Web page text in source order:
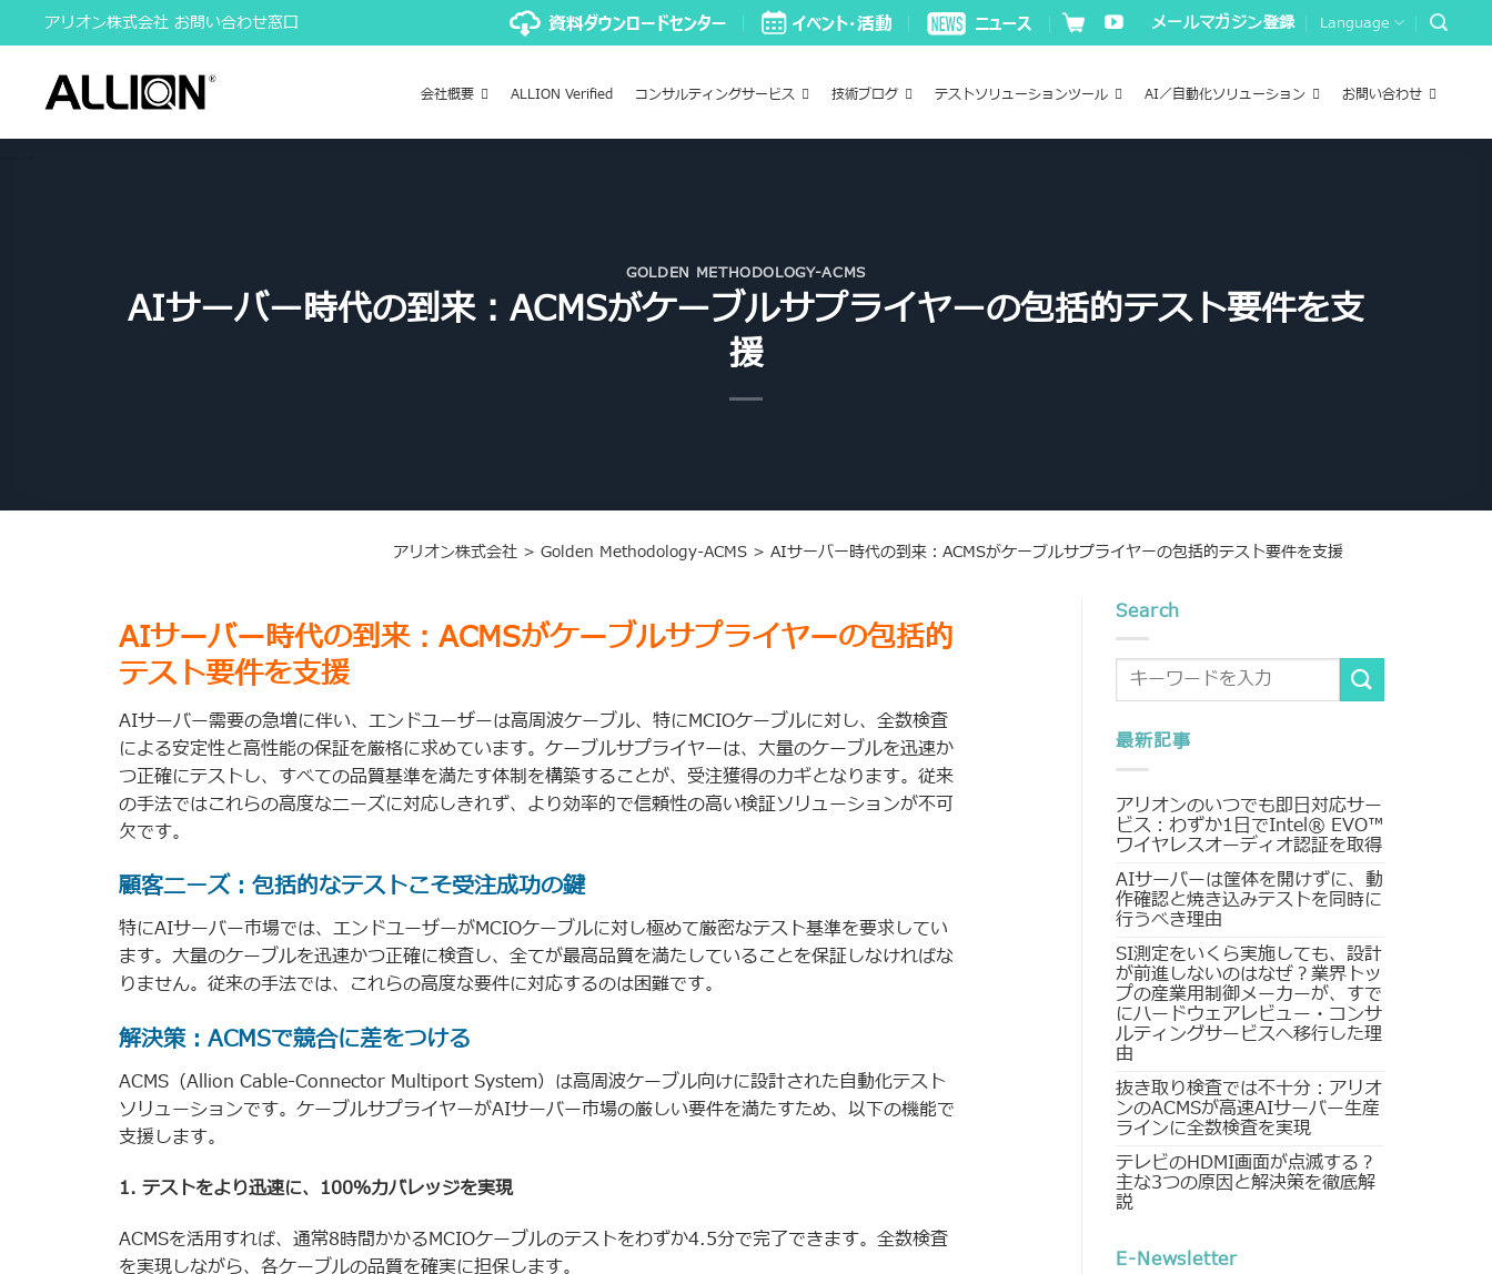
to
content
アリオン株式会社 お問い合わせ窓口 メールマガジン登録 Language
会社概要 ALLION Verified コンサルティングサービス 技術ブログ テストソリューションツール AI／自動化ソリューション お問い合わせ
GOLDEN METHODOLOGY-ACMS
AIサーバー時代の到来：ACMSがケーブルサプライヤーの包括的テスト要件を支
援
アリオン株式会社> Golden Methodology-ACMS> AIサーバー時代の到来：ACMSがケーブルサプライヤーの包括的テスト要件を支援
AIサーバー時代の到来：ACMSがケーブルサプライヤーの包括的
テスト要件を支援
AIサーバー需要の急増に伴い、エンドユーザーは高周波ケーブル、特にMCIOケーブルに対し、全数検査
による安定性と高性能の保証を厳格に求めています。ケーブルサプライヤーは、大量のケーブルを迅速か
つ正確にテストし、すべての品質基準を満たす体制を構築することが、受注獲得のカギとなります。従来
の手法ではこれらの高度なニーズに対応しきれず、より効率的で信頼性の高い検証ソリューションが不可
欠です。
顧客ニーズ：包括的なテストこそ受注成功の鍵
特にAIサーバー市場では、エンドユーザーがMCIOケーブルに対し極めて厳密なテスト基準を要求してい
ます。大量のケーブルを迅速かつ正確に検査し、全てが最高品質を満たしていることを保証しなければな
りません。従来の手法では、これらの高度な要件に対応するのは困難です。
解決策：ACMSで競合に差をつける
ACMS（Allion Cable-Connector Multiport System）は高周波ケーブル向けに設計された自動化テスト
ソリューションです。ケーブルサプライヤーがAIサーバー市場の厳しい要件を満たすため、以下の機能で
支援します。
1. テストをより迅速に、100％カバレッジを実現
ACMSを活用すれば、通常8時間かかるMCIOケーブルのテストをわずか4.5分で完了できます。全数検査
を実現しながら、各ケーブルの品質を確実に担保します。
Search
最新記事
アリオンのいつでも即日対応サー
ビス：わずか1日でIntel® EVO™
ワイヤレスオーディオ認証を取得
AIサーバーは筐体を開けずに、動
作確認と焼き込みテストを同時に
行うべき理由
SI測定をいくら実施しても、設計
が前進しないのはなぜ？業界トッ
プの産業用制御メーカーが、すで
にハードウェアレビュー・コンサ
ルティングサービスへ移行した理
由
抜き取り検査では不十分：アリオ
ンのACMSが高速AIサーバー生産
ラインに全数検査を実現
テレビのHDMI画面が点滅する？
主な3つの原因と解決策を徹底解
説
E-Newsletter